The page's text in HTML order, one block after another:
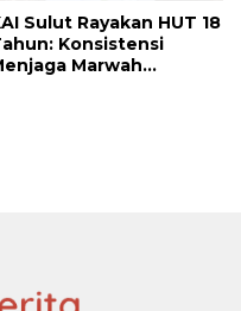
Sulut Rayakan HUT 18
Konsistensi
Marwah